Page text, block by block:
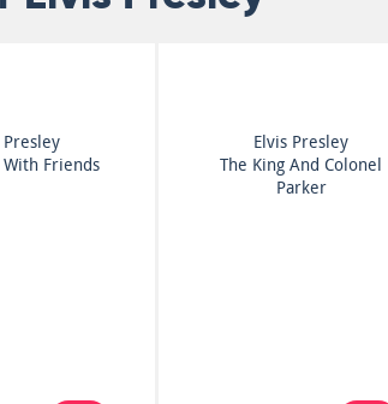
Presley
With Friends
Elvis Presley
The King And Colonel
Parker